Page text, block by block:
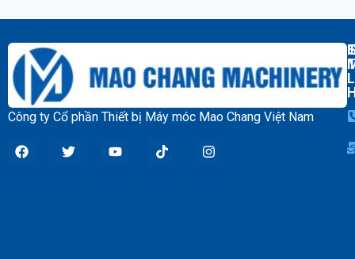
Công ty Cổ phần Thiết bị Máy móc Mao Chang Việt Nam